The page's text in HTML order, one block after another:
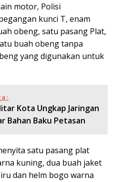
motor, Polisi
kunci T, enam
obeng, satu pasang Plat,
buah obeng tanpa
yang digunakan untuk
Kota Ungkap Jaringan
Bahan Baku Petasan
satu pasang plat
kuning, dua buah jaket
dan helm bogo warna